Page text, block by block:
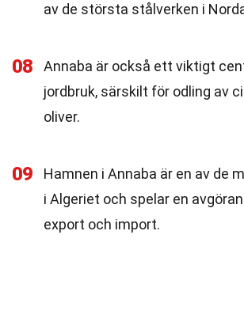
av de största stålverken i
08
Annaba är också ett viktigt
jordbruk, särskilt för odling av
oliver.
09
Hamnen i Annaba är en av de
i Algeriet och spelar en
export och import.